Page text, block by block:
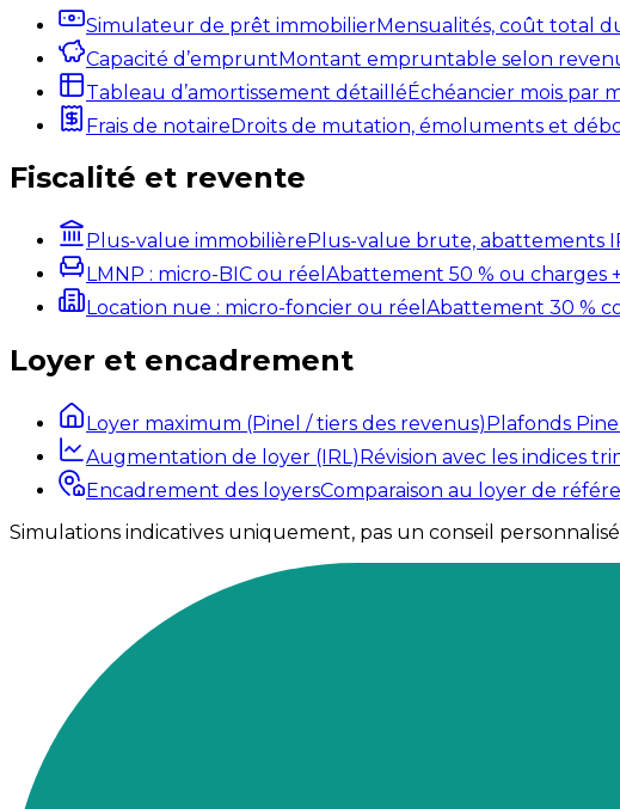
Simulateur de prêt immobilierMensualités, coût total
Capacité d’empruntMontant empruntable selon
Tableau d’amortissement détailléÉchéancier mois par
Frais de notaireDroits de mutation, émoluments et
Fiscalité et revente
Plus-value immobilière Plus-value brute, abattements
LMNP : micro-BIC ou réel Abattement 50 % ou charges
Location nue : micro-foncier ou réel Abattement 30 %
Loyer et encadrement
Loyer maximum (Pinel / tiers des revenus)Plafonds
Augmentation de loyer (IRL)Révision avec les indices
Encadrement des loyersComparaison au loyer de
Simulations indicatives uniquement, pas un conseil